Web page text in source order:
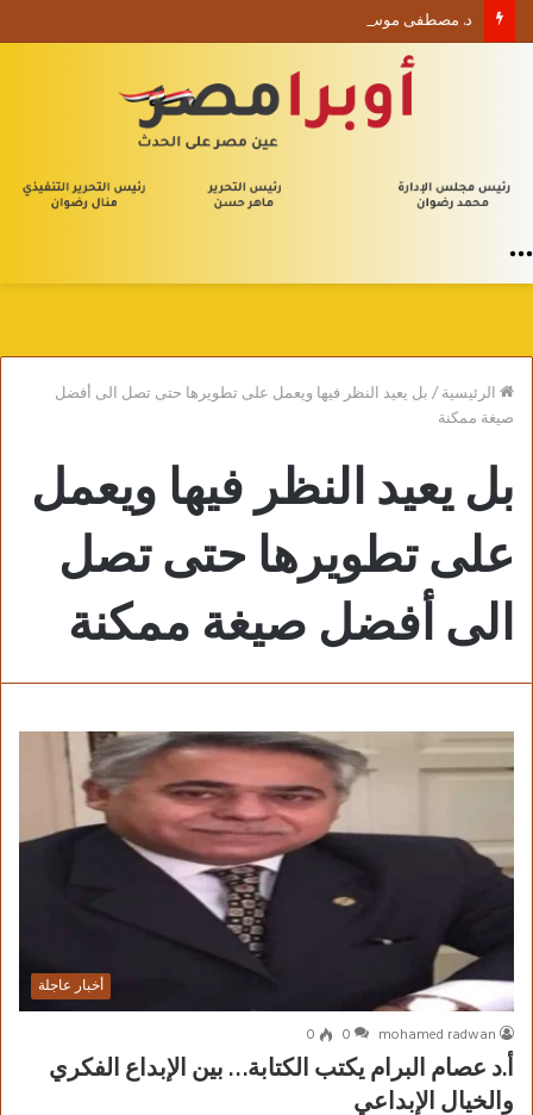
د. مصطفى موسى يكتب الأربعون الإدارية (1) من يلا إدارة
الرئيسية/بل يعيد النظر فيها ويعمل على تطويرها حتى تصل الى أفضل
صيغة ممكنة
بل يعيد النظر فيها ويعمل
على تطويرها حتى تصل
الى أفضل صيغة ممكنة
أخبار عاجلة
mohamed radwan
0
0
أ.د عصام البرام يكتب الكتابة… بين الإبداع الفكري
والخيال الإبداعي